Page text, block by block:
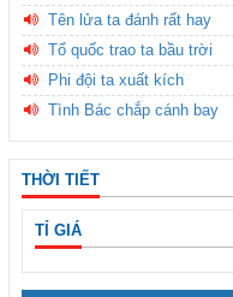
Tên lửa ta đánh rất hay
Tổ quốc trao ta bầu trời
Phi đội ta xuất kích
Tình Bác chắp cánh bay
THỜI TIẾT
TỈ GIÁ